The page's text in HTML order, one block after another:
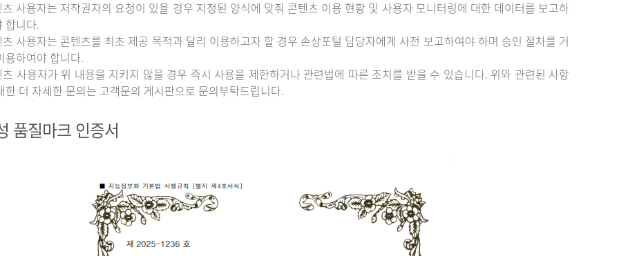
츠 사용자는 저작권자의 요청이 있을 경우 지정된 양식에 맞춰 콘텐츠 이용 현황 및 사용자 모니터링에 대한 데이터를 보고하
합니다.
츠 사용자는 콘텐츠를 최초 제공 목적과 달리 이용하고자 할 경우 손상포털 담당자에게 사전 보고하여야 하며 승인 절차를 거
용하여야 합니다.
츠 사용자가 위 내용을 지키지 않을 경우 즉시 사용을 제한하거나 관련법에 따른 조치를 받을 수 있습니다. 위와 관련된 사항
한 더 자세한 문의는 고객문의 게시판으로 문의부탁드립니다.
품질마크 인증서